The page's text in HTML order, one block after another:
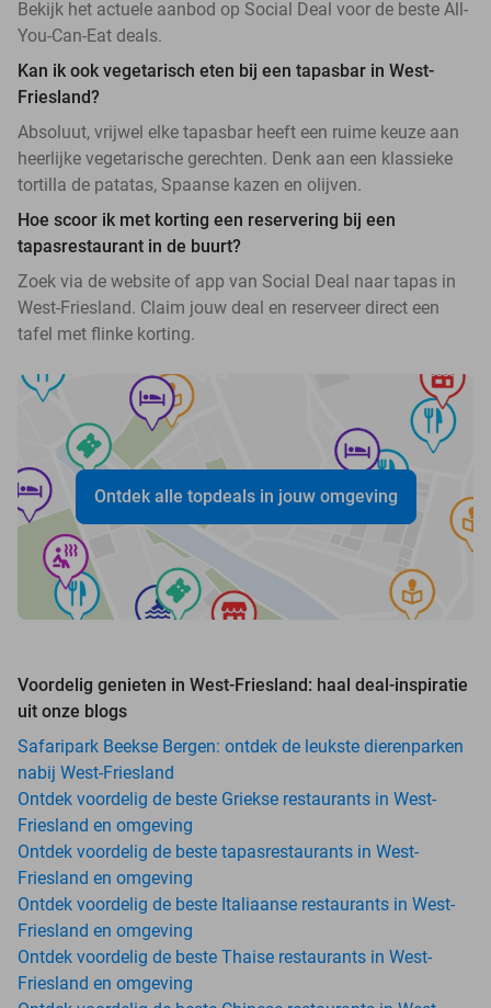
Bekijk het actuele aanbod op Social Deal voor de beste All-
You-Can-Eat deals.
Kan ik ook vegetarisch eten bij een tapasbar in West-
Friesland?
Absoluut, vrijwel elke tapasbar heeft een ruime keuze aan
heerlijke vegetarische gerechten. Denk aan een klassieke
tortilla de patatas, Spaanse kazen en olijven.
Hoe scoor ik met korting een reservering bij een
tapasrestaurant in de buurt?
Zoek via de website of app van Social Deal naar tapas in
West-Friesland. Claim jouw deal en reserveer direct een
tafel met flinke korting.
Ontdek alle topdeals in jouw omgeving
Voordelig genieten in West-Friesland: haal deal-inspiratie
uit onze blogs
Safaripark Beekse Bergen: ontdek de leukste dierenparken
nabij West-Friesland
Ontdek voordelig de beste Griekse restaurants in West-
Friesland en omgeving
Ontdek voordelig de beste tapasrestaurants in West-
Friesland en omgeving
Ontdek voordelig de beste Italiaanse restaurants in West-
Friesland en omgeving
Ontdek voordelig de beste Thaise restaurants in West-
Friesland en omgeving